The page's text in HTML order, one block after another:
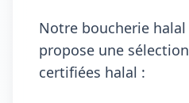
Notre boucherie
propose une
certifiées halal :